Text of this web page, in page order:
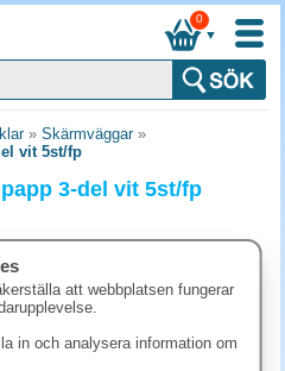
▼
0
» Skärmväggar»
vit 5st/fp
3-del vit 5st/fp
att webbplatsen fungerar
in och analysera information om